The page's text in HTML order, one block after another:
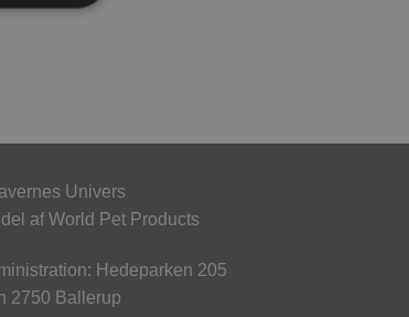
Univers
del af World Pet Products
Hedeparken 205
2750 Ballerup